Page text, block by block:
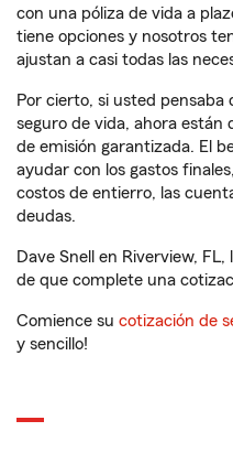
con una póliza de vida a
tiene opciones y nosotros
ajustan a casi todas las
Por cierto, si usted pensaba
seguro de vida, ahora están
de emisión garantizada. El
ayudar con los gastos
costos de entierro, las
deudas.
Dave Snell en Riverview,
de que complete una
Comience su cotización de
y sencillo!